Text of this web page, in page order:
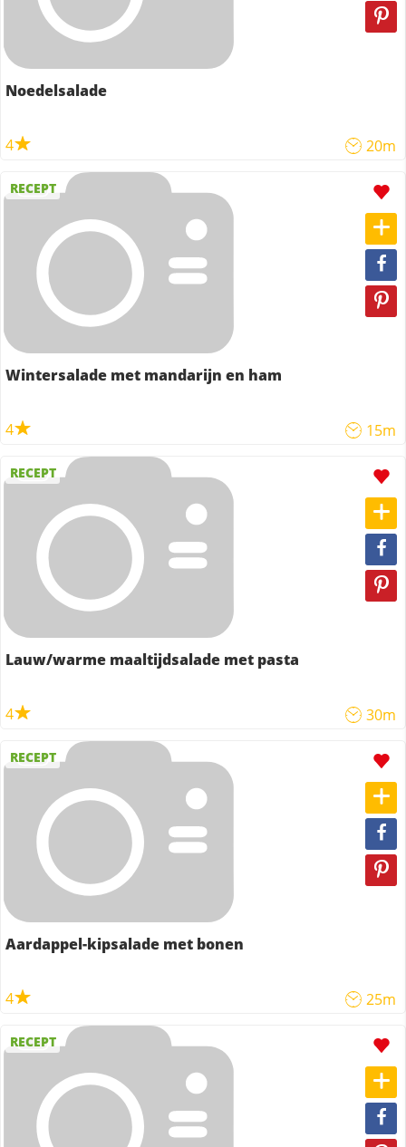
Noedelsalade
4 20m
RECEPT
Wintersalade met mandarijn en ham
4 15m
RECEPT
Lauw/warme maaltijdsalade met pasta
4 30m
RECEPT
Aardappel-kipsalade met bonen
4 25m
RECEPT